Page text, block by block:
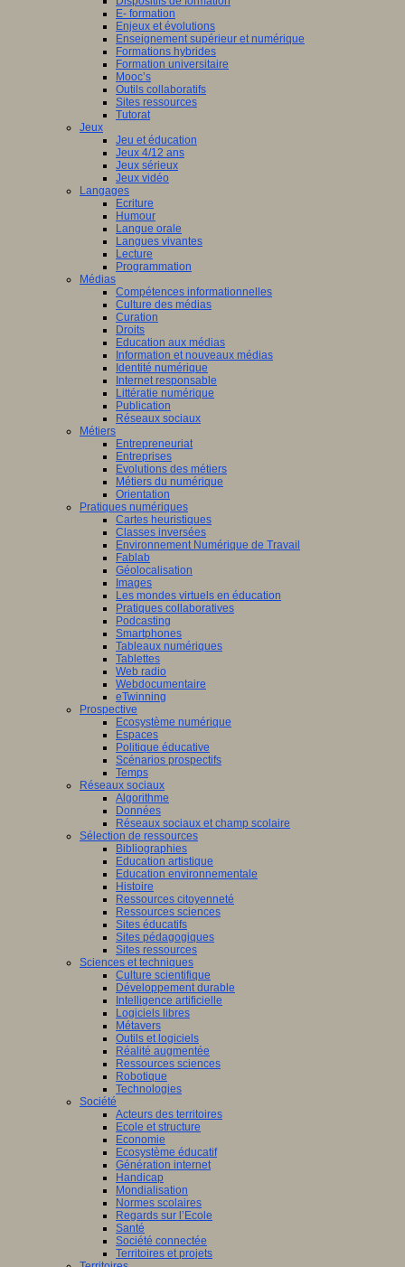
E- formation
Enjeux et évolutions
Enseignement supérieur et numérique
Formations hybrides
Formation universitaire
Mooc’s
Outils collaboratifs
Sites ressources
Tutorat
Jeux
Jeu et éducation
Jeux 4/12 ans
Jeux sérieux
Jeux vidéo
Langages
Ecriture
Humour
Langue orale
Langues vivantes
Lecture
Programmation
Médias
Compétences informationnelles
Culture des médias
Curation
Droits
Education aux médias
Information et nouveaux médias
Identité numérique
Internet responsable
Littératie numérique
Publication
Réseaux sociaux
Métiers
Entrepreneuriat
Entreprises
Evolutions des métiers
Métiers du numérique
Orientation
Pratiques numériques
Cartes heuristiques
Classes inversées
Environnement Numérique de Travail
Fablab
Géolocalisation
Images
Les mondes virtuels en éducation
Pratiques collaboratives
Podcasting
Smartphones
Tableaux numériques
Tablettes
Web radio
Webdocumentaire
eTwinning
Prospective
Ecosystème numérique
Espaces
Politique éducative
Scénarios prospectifs
Temps
Réseaux sociaux
Algorithme
Données
Réseaux sociaux et champ scolaire
Sélection de ressources
Bibliographies
Education artistique
Education environnementale
Histoire
Ressources citoyenneté
Ressources sciences
Sites éducatifs
Sites pédagogiques
Sites ressources
Sciences et techniques
Culture scientifique
Développement durable
Intelligence artificielle
Logiciels libres
Métavers
Outils et logiciels
Réalité augmentée
Ressources sciences
Robotique
Technologies
Société
Acteurs des territoires
Ecole et structure
Economie
Ecosystème éducatif
Génération internet
Handicap
Mondialisation
Normes scolaires
Regards sur l’Ecole
Santé
Société connectée
Territoires et projets